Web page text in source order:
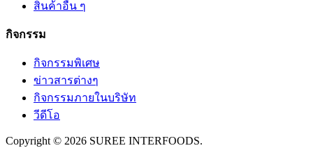
สินค้าอื่น ๆ
กิจกรรม
กิจกรรมพิเศษ
ข่าวสารต่างๆ
กิจกรรมภายในบริษัท
วีดีโอ
Copyright © 2026 SUREE INTERFOODS.